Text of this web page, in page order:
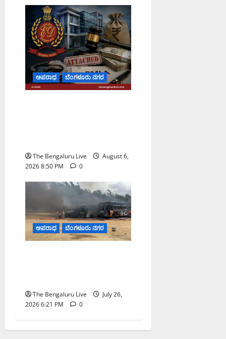
ಅಪರಾಧ ಬೆಂಗಳೂರು ನಗರ
The Bengaluru Live
August 6,
2026 8:50 PM
0
ಅಪರಾಧ ಬೆಂಗಳೂರು ನಗರ
The Bengaluru Live
July 26,
2026 6:21 PM
0